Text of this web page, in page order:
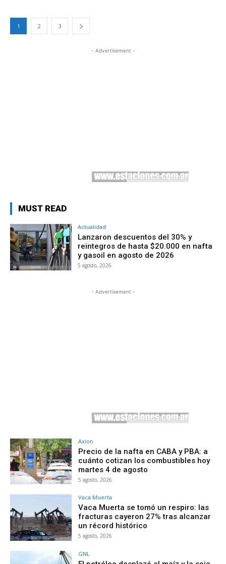
1 2 3
- Advertisement -
MUST READ
Actualidad
Lanzaron descuentos del 30% y
reintegros de hasta $20.000 en nafta
y gasoil en agosto de 2026
5 agosto, 2026
- Advertisement -
Axion
Precio de la nafta en CABA y PBA: a
cuánto cotizan los combustibles hoy
martes 4 de agosto
5 agosto, 2026
Vaca Muerta
Vaca Muerta se tomó un respiro: las
fracturas cayeron 27% tras alcanzar
un récord histórico
5 agosto, 2026
GNL